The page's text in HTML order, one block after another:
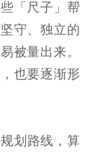
「尺子」帮
守、独立的
被量出来。
也要逐渐形
划路线，算